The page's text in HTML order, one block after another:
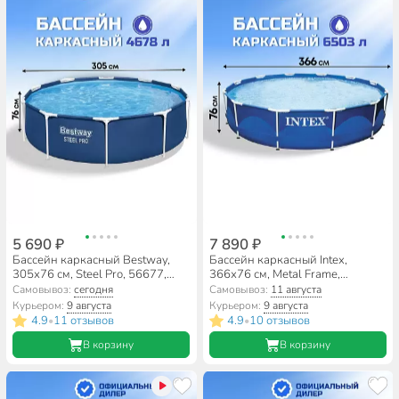
5 690 ₽
Бассейн каркасный Bestway,
305х76 см, Steel Pro, 56677,
4678 л
Самовывоз:сегодня
Курьером:9 августа
4.9•11 отзывов
В корзину
7 890 ₽
Бассейн каркасный Intex,
366х76 см, Metal Frame,
28210NP, 6503 л
Самовывоз: 11 августа
Курьером: 9 августа
4.9•10 отзывов
В корзину